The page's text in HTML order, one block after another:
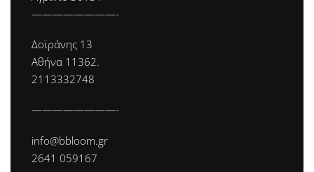
————————-
Δοϊράνης 13
Αθήνα 11362.
2113332748
————————-
info@bbloom.gr
2641 059167